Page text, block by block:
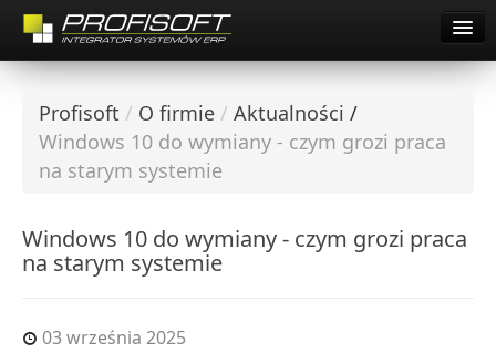
Pomoc Zdalna Comarch
Dla Klientów
Kontakt
O firmie
Oferta
Dla Klientów
Pomoc Zdalna Comarch
Startup Inkubator
Profisoft / O firmie / Aktualności /
Windows 10 do wymiany - czym grozi praca
na starym systemie
Windows 10 do wymiany - czym grozi praca
na starym systemie
03 września 2025